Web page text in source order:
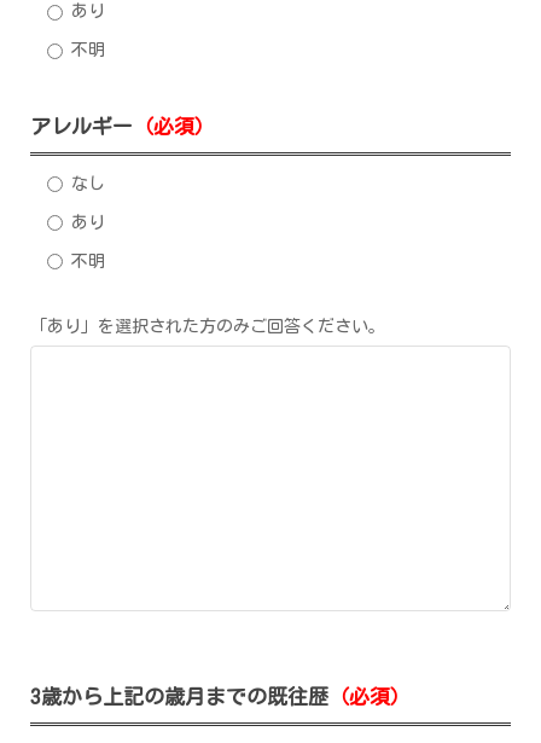
あり
不明
アレルギー （必須）
なし
あり
不明
「あり」を選択された方のみご回答ください。
3歳から上記の歳月までの既往歴 （必須）